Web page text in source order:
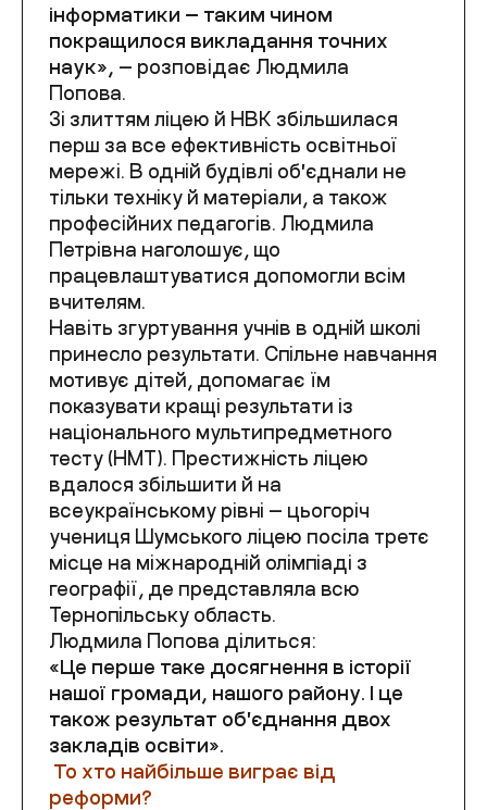
інформатики — таким чином
покращилося викладання точних
наук», — розповідає Людмила
Попова.
Зі злиттям ліцею й НВК збільшилася
перш за все ефективність освітньої
мережі. В одній будівлі обʼєднали не
тільки техніку й матеріали, а також
професійних педагогів. Людмила
Петрівна наголошує, що
працевлаштуватися допомогли всім
вчителям.
Навіть згуртування учнів в одній школі
принесло результати. Спільне навчання
мотивує дітей, допомагає їм
показувати кращі результати із
національного мультипредметного
тесту (НМТ). Престижність ліцею
вдалося збільшити й на
всеукраїнському рівні — цьогоріч
учениця Шумського ліцею посіла третє
місце на міжнародній олімпіаді з
географії, де представляла всю
Тернопільську область.
Людмила Попова ділиться:
«Це перше таке досягнення в історії
нашої громади, нашого району. І це
також результат обʼєднання двох
закладів освіти».
То хто найбільше виграє від
реформи?